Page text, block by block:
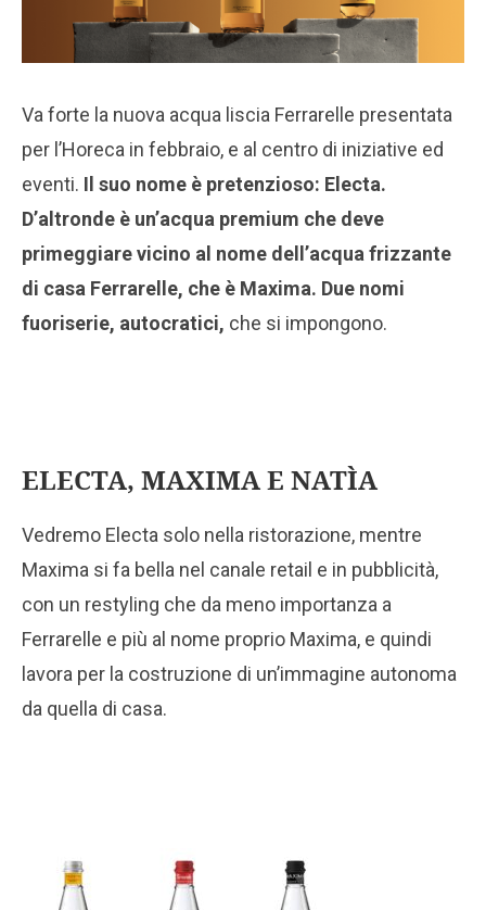
Va forte la nuova acqua liscia Ferrarelle presentata
per l’Horeca in febbraio, e al centro di iniziative ed
eventi. Il suo nome è pretenzioso: Electa.
D’altronde è un’acqua premium che deve
primeggiare vicino al nome dell’acqua frizzante
di casa Ferrarelle, che è Maxima. Due nomi
fuoriserie, autocratici, che si impongono.
ELECTA, MAXIMA E NATÌA
Vedremo Electa solo nella ristorazione, mentre
Maxima si fa bella nel canale retail e in pubblicità,
con un restyling che da meno importanza a
Ferrarelle e più al nome proprio Maxima, e quindi
lavora per la costruzione di un’immagine autonoma
da quella di casa.